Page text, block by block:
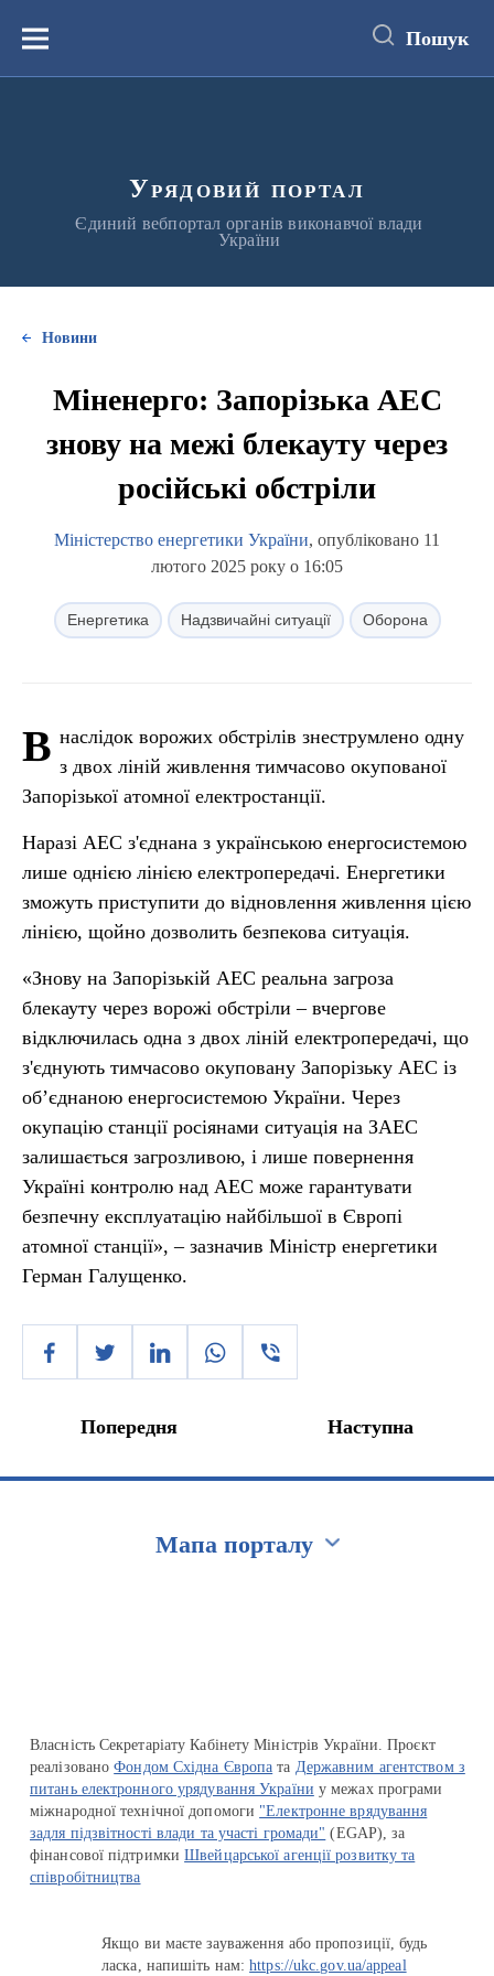
вмістуМеню Пошук
Урядовий портал
Єдиний вебпортал органів виконавчої влади
України
Новини
Міненерго: Запорізька АЕС
знову на межі блекауту через
російські обстріли
Міністерство енергетики України, опубліковано 11
лютого 2025 року о 16:05
Енергетика Надзвичайні ситуації Оборона
В наслідок ворожих обстрілів знеструмлено одну
з двох ліній живлення тимчасово окупованої
Запорізької атомної електростанції.
Наразі АЕС з'єднана з українською енергосистемою
лише однією лінією електропередачі. Енергетики
зможуть приступити до відновлення живлення цією
лінією, щойно дозволить безпекова ситуація.
«Знову на Запорізькій АЕС реальна загроза
блекауту через ворожі обстріли – вчергове
відключилась одна з двох ліній електропередачі, що
з'єднують тимчасово окуповану Запорізьку АЕС із
об’єднаною енергосистемою України. Через
окупацію станції росіянами ситуація на ЗАЕС
залишається загрозливою, і лише повернення
Україні контролю над АЕС може гарантувати
безпечну експлуатацію найбільшої в Європі
атомної станції», – зазначив Міністр енергетики
Герман Галущенко.
Попередня Наступна
Мапа порталу
Власність Секретаріату Кабінету Міністрів України. Проєкт
реалізованоФондом Східна Європа та Державним агентством з
питань електронного урядування України у межах програми
міжнародної технічної допомоги "Електронне врядування
задля підзвітності влади та участі громади" (EGAP), за
фінансової підтримкиШвейцарської агенції розвитку та
співробітництва
Якщо ви маєте зауваження або пропозиції, будь
ласка, напишіть нам:https://ukc.gov.ua/appeal